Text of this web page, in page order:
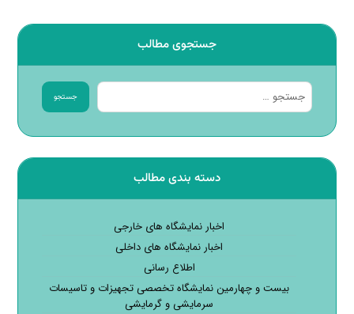
جستجوی مطالب
جستجو
دسته بندی مطالب
اخبار نمایشگاه های خارجی
اخبار نمایشگاه های داخلی
اطلاع رسانی
بیست و چهارمین نمایشگاه تخصصی تجهیزات و تاسیسات
سرمایشی و گرمایشی